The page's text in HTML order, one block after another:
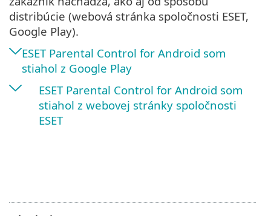
distribúcie (webová stránka spoločnosti ESET,
Google Play).
ESET Parental Control for Android som
stiahol z Google Play
ESET Parental Control for Android som
stiahol z webovej stránky spoločnosti
ESET